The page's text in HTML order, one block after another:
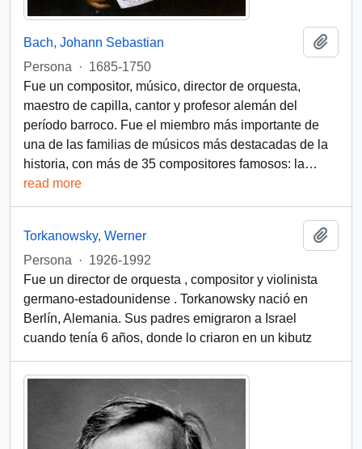
Bach, Johann Sebastian
Persona
· 1685-1750
Fue un compositor, músico, director de orquesta,
maestro de capilla, cantor y profesor alemán del
período barroco. Fue el miembro más importante de
una de las familias de músicos más destacadas de la
historia, con más de 35 compositores famosos: la…
read more
Torkanowsky, Werner
Persona
· 1926-1992
Fue un director de orquesta , compositor y violinista
germano-estadounidense . Torkanowsky nació en
Berlín, Alemania. Sus padres emigraron a Israel
cuando tenía 6 años, donde lo criaron en un kibutz